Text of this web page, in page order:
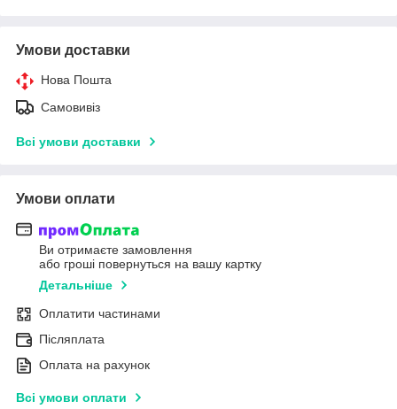
Умови доставки
Нова Пошта
Самовивіз
Всі умови доставки
Умови оплати
Ви отримаєте замовлення
або гроші повернуться на вашу картку
Детальніше
Оплатити частинами
Післяплата
Оплата на рахунок
Всі умови оплати